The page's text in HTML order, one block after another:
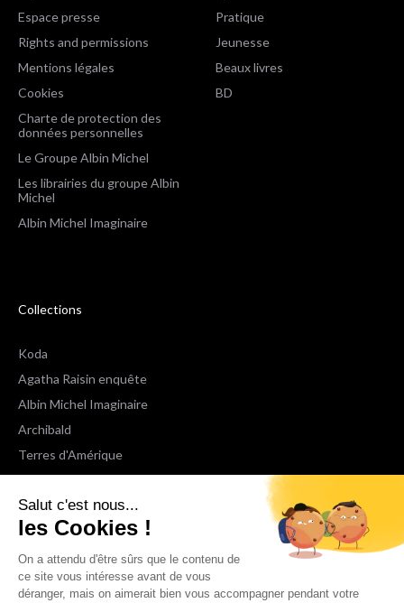
Salut c'est nous...
les Cookies !
On a attendu d'être sûrs que le contenu de
ce site vous intéresse avant de vous
déranger, mais on aimerait bien vous accompagner pendant votre
Espace presse
Rights and permissions
Mentions légales
Cookies
Charte de protection des
données personnelles
Le Groupe Albin Michel
Les librairies du groupe Albin
Michel
Albin Michel Imaginaire
Pratique
Jeunesse
Beaux livres
BD
Collections
Koda
Agatha Raisin enquête
Albin Michel Imaginaire
Archibald
Terres d'Amérique
Espaces Libres Poche
NOX
Wiz
Voir toutes les collections
Nous suivre